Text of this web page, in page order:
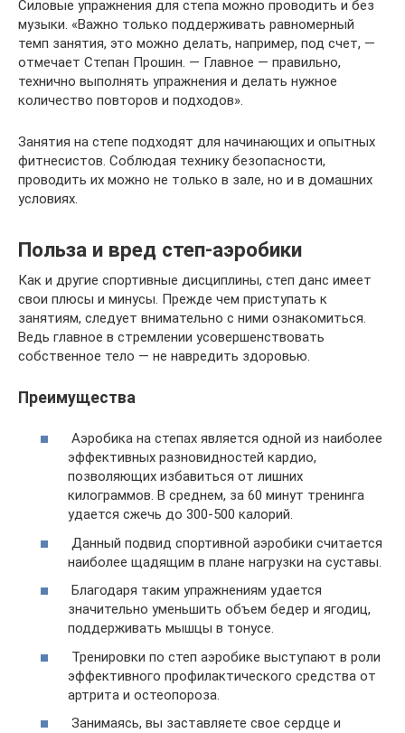
Силовые упражнения для степа можно проводить и без
музыки. «Важно только поддерживать равномерный
темп занятия, это можно делать, например, под счет, —
отмечает Степан Прошин. — Главное — правильно,
технично выполнять упражнения и делать нужное
количество повторов и подходов».
Занятия на степе подходят для начинающих и опытных
фитнесистов. Соблюдая технику безопасности,
проводить их можно не только в зале, но и в домашних
условиях.
Польза и вред степ-аэробики
Как и другие спортивные дисциплины, степ данс имеет
свои плюсы и минусы. Прежде чем приступать к
занятиям, следует внимательно с ними ознакомиться.
Ведь главное в стремлении усовершенствовать
собственное тело — не навредить здоровью.
Преимущества
Аэробика на степах является одной из наиболее
эффективных разновидностей кардио,
позволяющих избавиться от лишних
килограммов. В среднем, за 60 минут тренинга
удается сжечь до 300-500 калорий.
Данный подвид спортивной аэробики считается
наиболее щадящим в плане нагрузки на суставы.
Благодаря таким упражнениям удается
значительно уменьшить объем бедер и ягодиц,
поддерживать мышцы в тонусе.
Тренировки по степ аэробике выступают в роли
эффективного профилактического средства от
артрита и остеопороза.
Занимаясь, вы заставляете свое сердце и